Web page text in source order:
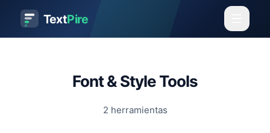
TextPire
Font & Style Tools
2 herramientas